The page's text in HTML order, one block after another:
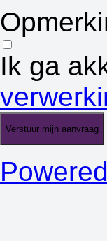
Ik ga
Verstuur mijn aanvraag